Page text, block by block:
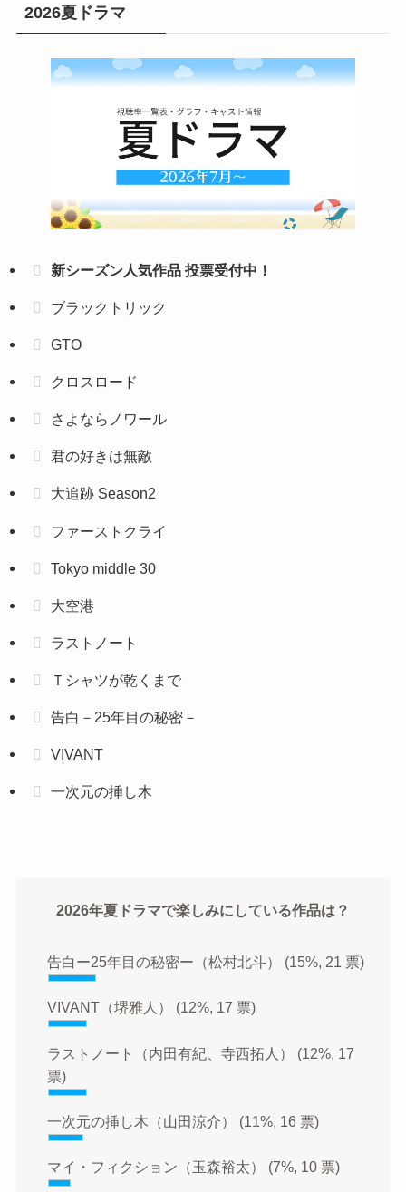
2026夏ドラマ
新シーズン人気作品 投票受付中！
ブラックトリック
GTO
クロスロード
さよならノワール
君の好きは無敵
大追跡 Season2
ファーストクライ
Tokyo middle 30
大空港
ラストノート
Ｔシャツが乾くまで
告白－25年目の秘密－
VIVANT
一次元の挿し木
2026年夏ドラマで楽しみにしている作品は？
告白ー25年目の秘密ー（松村北斗） (15%, 21 票)
VIVANT（堺雅人） (12%, 17 票)
ラストノート（内田有紀、寺西拓人） (12%, 17
票)
一次元の挿し木（山田涼介） (11%, 16 票)
マイ・フィクション（玉森裕太） (7%, 10 票)